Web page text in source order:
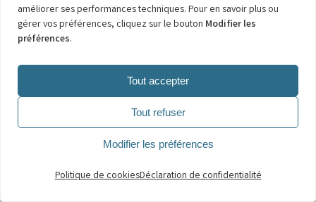
améliorer ses performances techniques. Pour en savoir plus ou
gérer vos préférences, cliquez sur le bouton Modifier les
préférences.
Tout accepter
Tout refuser
Modifier les préférences
Politique de cookiesDéclaration de confidentialité
L’UNIVERS DE MADAME DE LA FAYETTE